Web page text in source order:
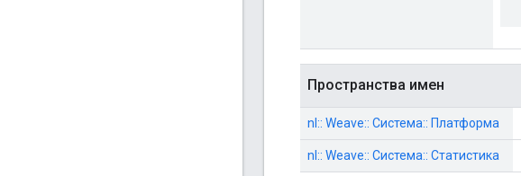
Пространства имен
nl:: Weave:: Система:: Платформа
nl:: Weave:: Система:: Статистика